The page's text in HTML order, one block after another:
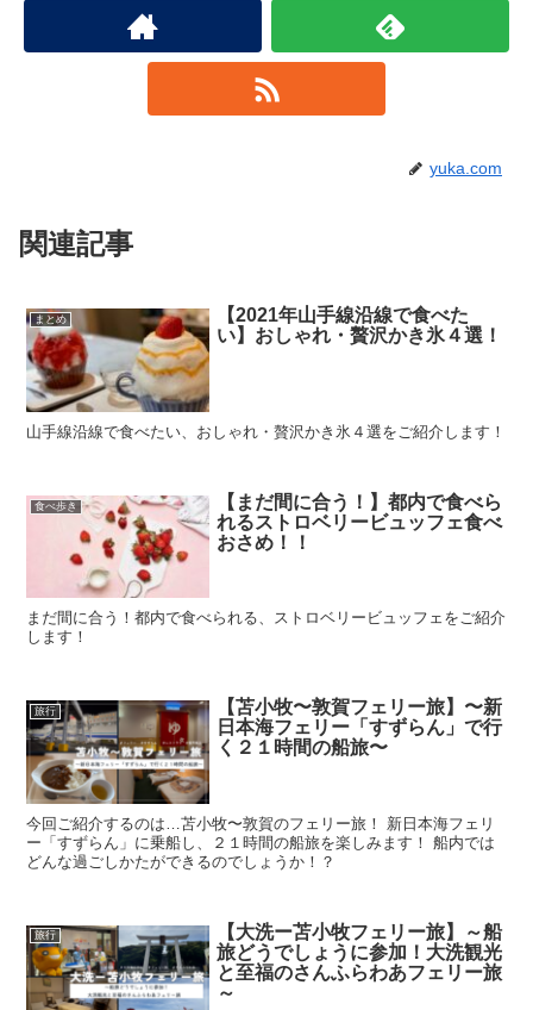
yuka.com
関連記事
まとめ
【2021年山手線沿線で食べた
い】おしゃれ・贅沢かき氷４選！
山手線沿線で食べたい、おしゃれ・贅沢かき氷４選をご紹介します！
食べ歩き
【まだ間に合う！】都内で食べら
れるストロベリービュッフェ食べ
おさめ！！
まだ間に合う！都内で食べられる、ストロベリービュッフェをご紹介
します！
旅行
【苫小牧〜敦賀フェリー旅】〜新
日本海フェリー「すずらん」で行
く２１時間の船旅〜
今回ご紹介するのは…苫小牧〜敦賀のフェリー旅！ 新日本海フェリ
ー「すずらん」に乗船し、２１時間の船旅を楽しみます！ 船内では
どんな過ごしかたができるのでしょうか！？
旅行
【大洗ー苫小牧フェリー旅】～船
旅どうでしょうに参加！大洗観光
と至福のさんふらわあフェリー旅
～